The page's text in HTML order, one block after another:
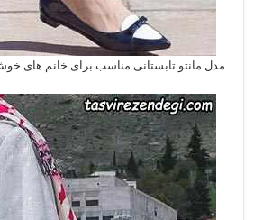
مدل مانتو تابستانی مناسب برای خانم های